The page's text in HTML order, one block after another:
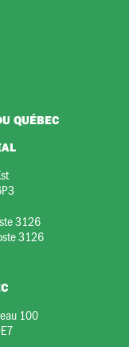
QUÉBEC
3126
3126
100